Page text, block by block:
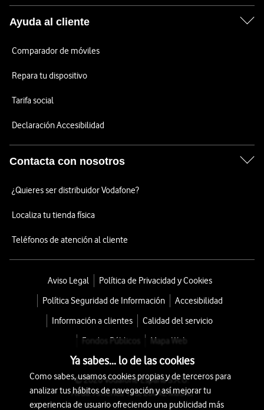
Ayuda al cliente
Comparador de móviles
Repara tu dispositivo
Tarifa social
Declaración Accesibilidad
Contacta con nosotros
¿Quieres ser distribuidor Vodafone?
Localiza tu tienda física
Teléfonos de atención al cliente
Aviso Legal
Política de Privacidad y Cookies
Política Seguridad de Información
Accesibilidad
Información a clientes
Calidad del servicio
Fondos Públicos
Mapa Web
© 2026 Vodafone España S.A.U.
Avda. América 115, 28042 Madrid
Ya sabes... lo de las cookies
Como sabes, usamos cookies propias y de terceros para
analizar tus hábitos de navegación y así mejorar tu
experiencia de usuario ofreciendo una publicidad más